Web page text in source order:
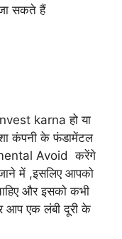
सकते हैं
karna हो या
कंपनी के फंडामेंटल
Avoid करेंगे
में ,इसलिए आपको
और इसको कभी
आप एक लंबी दूरी के